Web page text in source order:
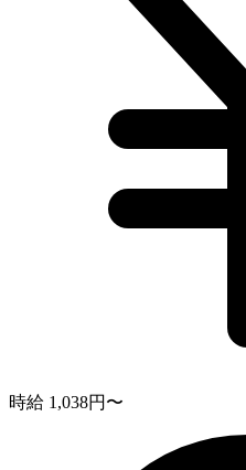
時給 1,038円〜